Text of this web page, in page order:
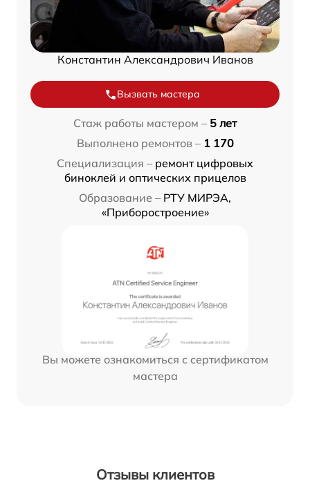
Константин Александрович Иванов
Вызвать мастера
Стаж работы мастером – 5 лет
Выполнено ремонтов – 1 170
Специализация – ремонт цифровых
биноклей и оптических прицелов
Образование – РТУ МИРЭА,
«Приборостроение»
Вы можете ознакомиться с сертификатом
мастера
Отзывы клиентов